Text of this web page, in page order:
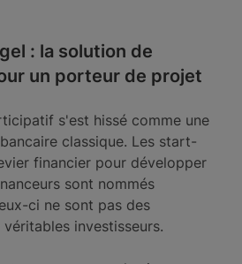
: la solution de
un porteur de projet
s'est hissé comme une
classique. Les start-
financier pour développer
sont nommés
ci ne sont pas des
investisseurs.